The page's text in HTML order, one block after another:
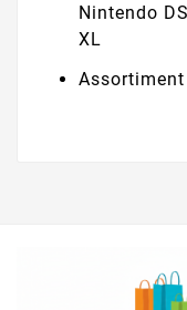
Nintendo
XL